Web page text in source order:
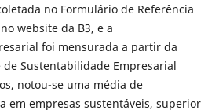
no Formulário de Referência
website da B3, e a
foi mensurada a partir da
Sustentabilidade Empresarial
notou-se uma média de
em empresas sustentáveis, superior